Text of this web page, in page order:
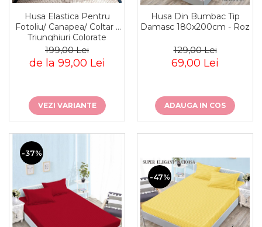
Husa Elastica Pentru
Fotoliu/ Canapea/ Coltar -
Triunghiuri Colorate
199,00 Lei
de la 99,00 Lei
VEZI VARIANTE
Husa Din Bumbac Tip
Damasc 180x200cm - Roz
129,00 Lei
69,00 Lei
ADAUGA IN COS
-37%
-47%